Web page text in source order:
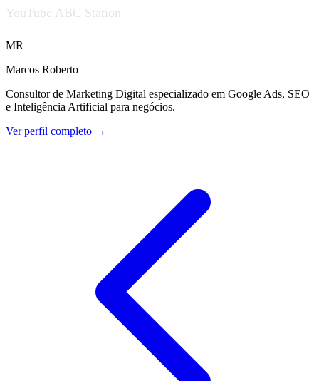
YouTube ABC Station
MR
Marcos Roberto
Consultor de Marketing Digital especializado em Google Ads, SEO
e Inteligência Artificial para negócios.
Ver perfil completo →